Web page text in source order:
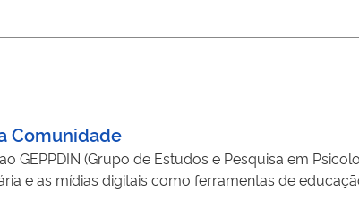
Comunidade
GEPPDIN (Grupo de Estudos e Pesquisa em
e as mídias digitais como ferramentas de